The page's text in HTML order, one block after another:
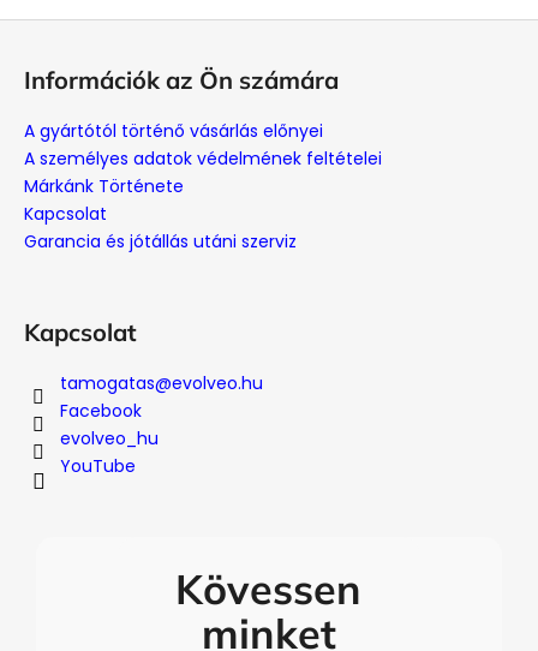
Információk az Ön számára
A gyártótól történő vásárlás előnyei
A személyes adatok védelmének feltételei
Márkánk Története
Kapcsolat
Garancia és jótállás utáni szerviz
Kapcsolat
tamogatas@evolveo.hu
Facebook
evolveo_hu
YouTube
Kövessen
minket